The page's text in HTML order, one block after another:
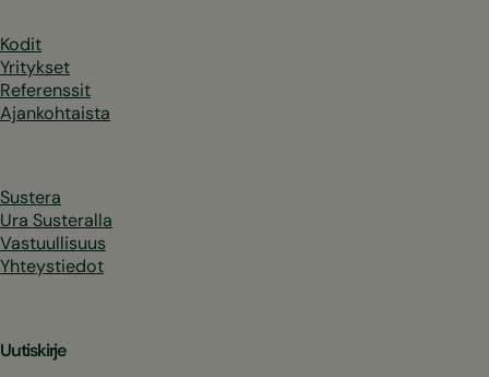
Kodit
Yritykset
Referenssit
Ajankohtaista
Sustera
Ura Susteralla
Vastuullisuus
Yhteystiedot
Uutiskirje